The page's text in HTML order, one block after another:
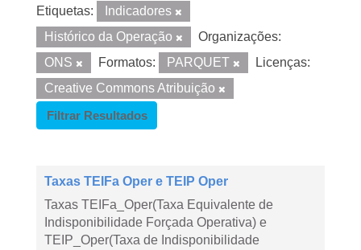
Etiquetas:
Indicadores
Histórico da Operação
Organizações:
ONS
Formatos: PARQUET
Licenças:
Creative Commons Atribuição
Filtrar Resultados
Taxas TEIFa Oper e TEIP Oper
Taxas TEIFa_Oper(Taxa Equivalente de
Indisponibilidade Forçada Operativa) e
TEIP_Oper(Taxa de Indisponibilidade